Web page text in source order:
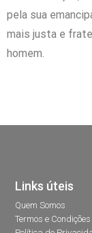
pela sua
mais justa e
homem.
Links úteis
Quem Somos
Termos e Condições